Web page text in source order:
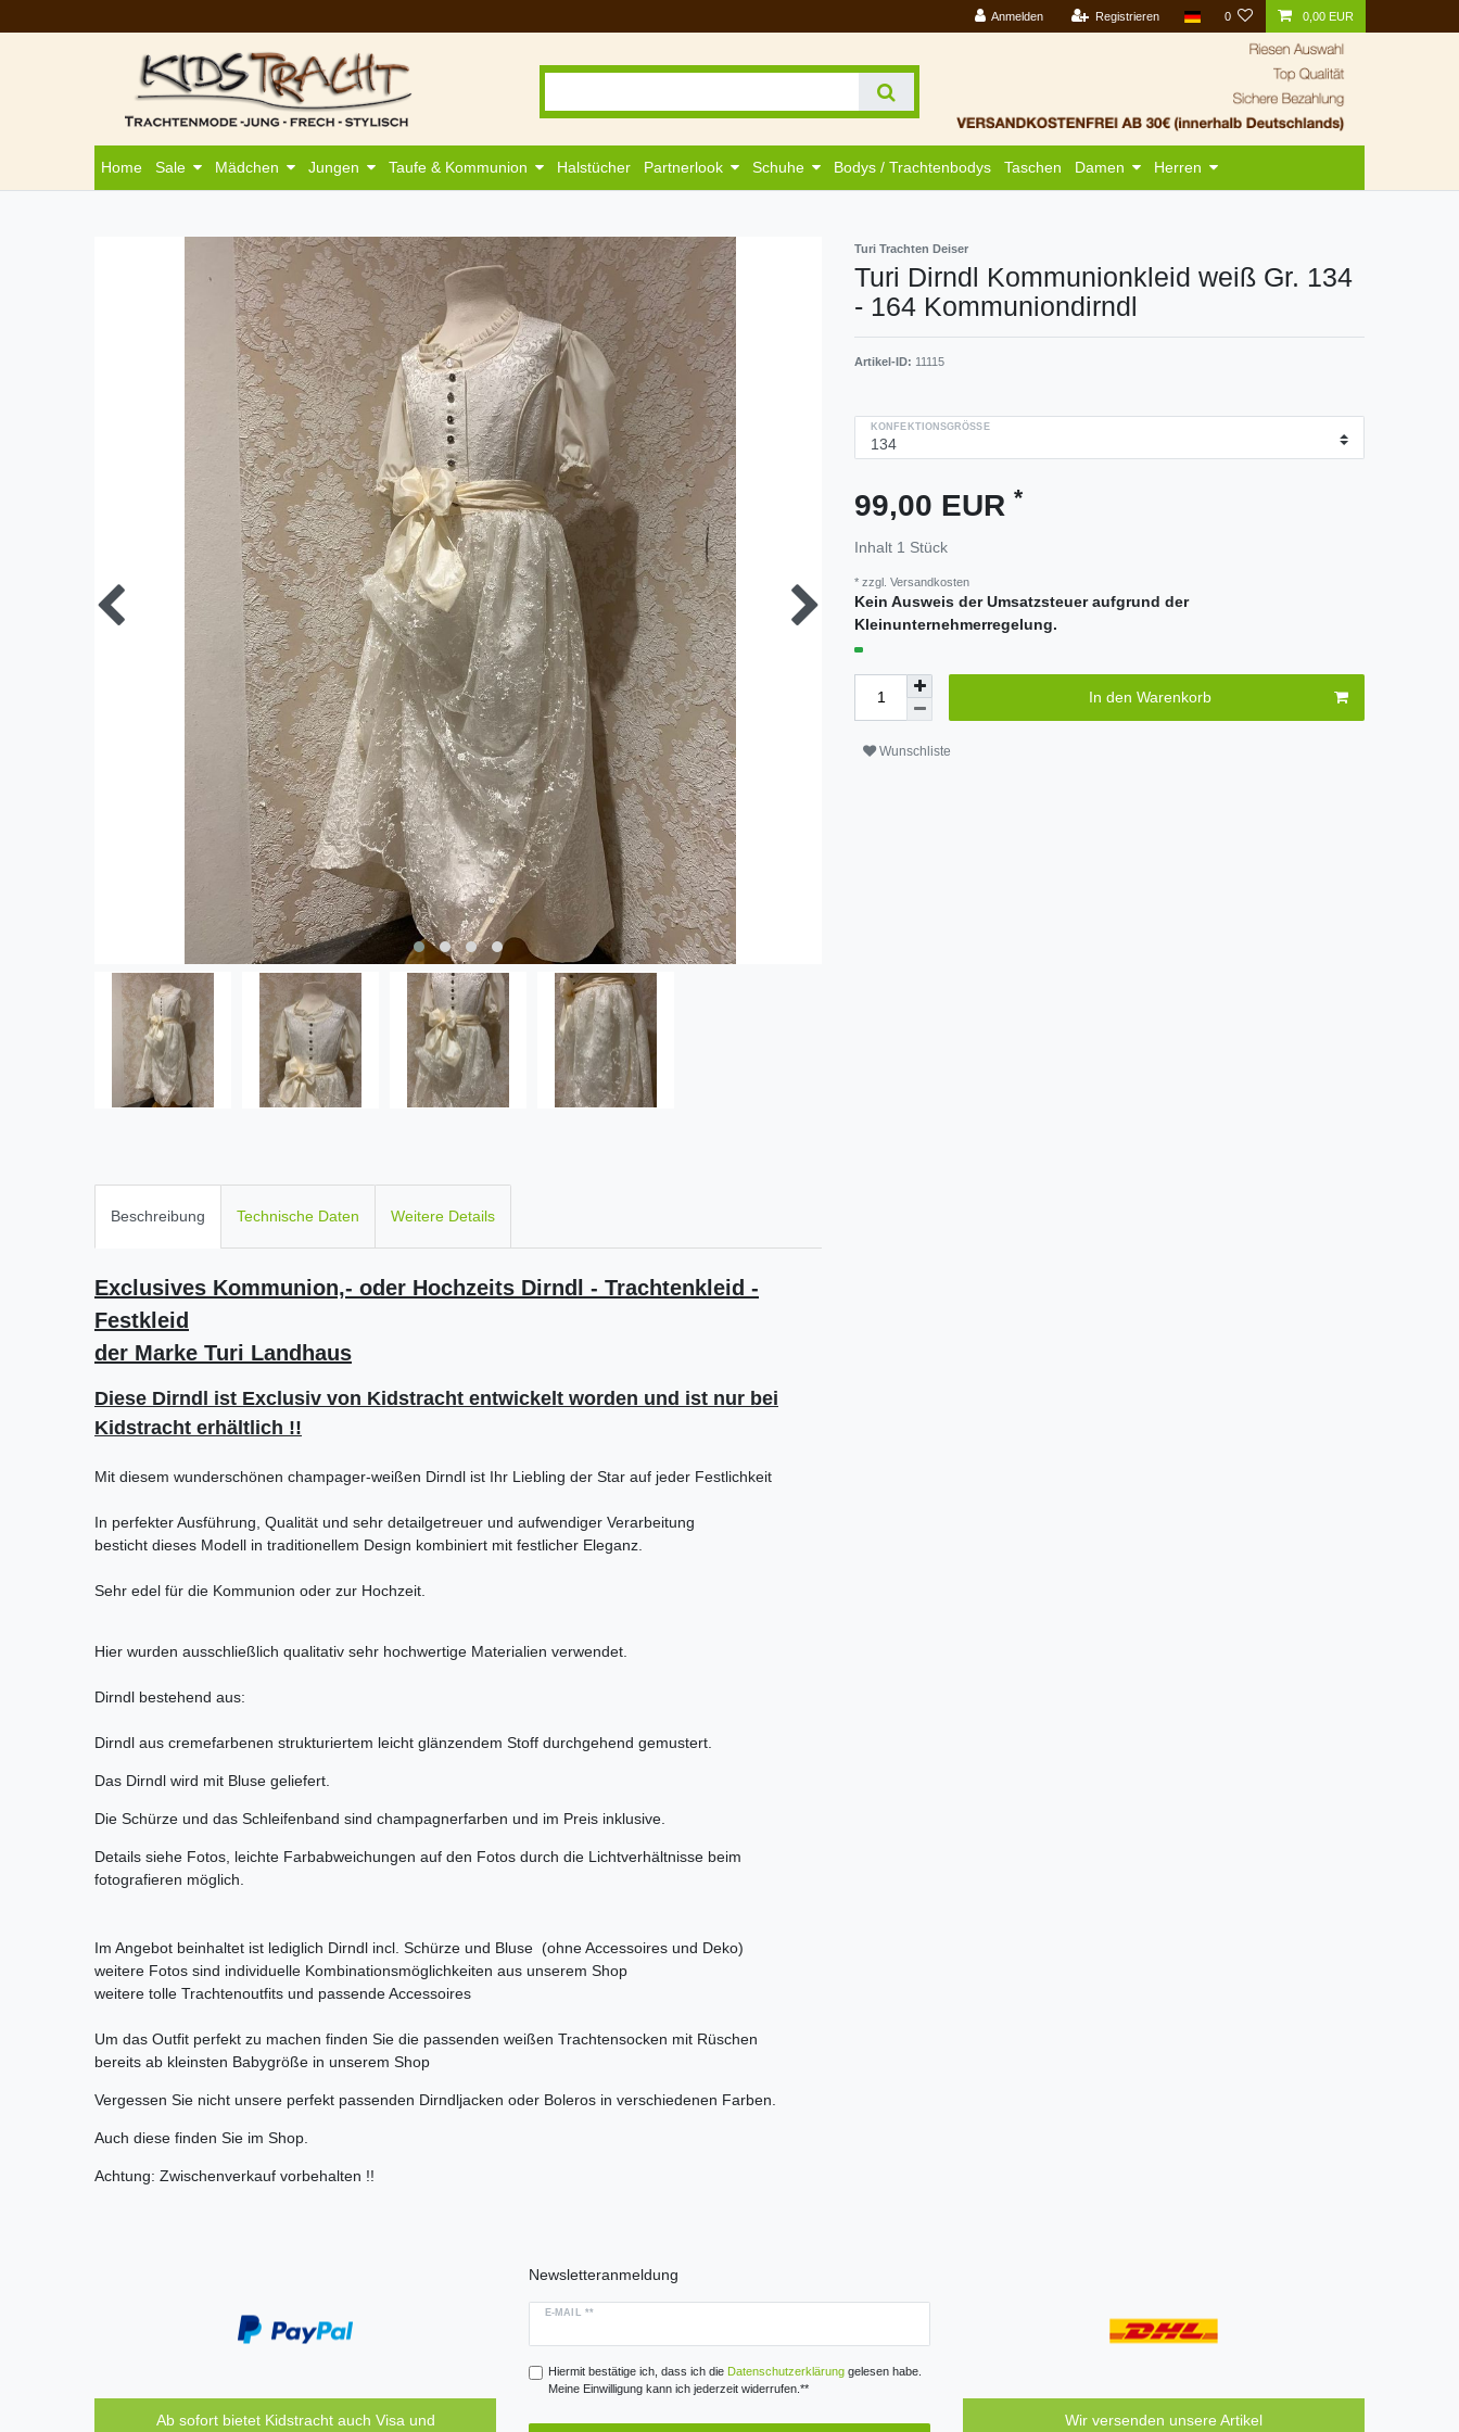
Anmelden Registrieren 0 0,00 EUR
Home Sale Mädchen Jungen Taufe & Kommunion Halstücher Partnerlook Schuhe Bodys / Trachtenbodys Taschen Damen Herren
Turi Trachten Deiser
Turi Dirndl Kommunionkleid weiß Gr. 134
- 164 Kommuniondirndl
Artikel-ID: 11115
KONFEKTIONSGRÖSSE
99,00 EUR *
Inhalt 1 Stück
* zzgl. Versandkosten
Kein Ausweis der Umsatzsteuer aufgrund der
Kleinunternehmerregelung.
In den Warenkorb
Wunschliste
Beschreibung Technische Daten Weitere Details
Exclusives Kommunion,- oder Hochzeits Dirndl - Trachtenkleid -
Festkleid
der Marke Turi Landhaus
Diese Dirndl ist Exclusiv von Kidstracht entwickelt worden und ist nur bei
Kidstracht erhältlich !!
Mit diesem wunderschönen champager-weißen Dirndl ist Ihr Liebling der Star auf jeder Festlichkeit
In perfekter Ausführung, Qualität und sehr detailgetreuer und aufwendiger Verarbeitung
besticht dieses Modell in traditionellem Design kombiniert mit festlicher Eleganz.
Sehr edel für die Kommunion oder zur Hochzeit.
Hier wurden ausschließlich qualitativ sehr hochwertige Materialien verwendet.
Dirndl bestehend aus:
Dirndl aus cremefarbenen strukturiertem leicht glänzendem Stoff durchgehend gemustert.
Das Dirndl wird mit Bluse geliefert.
Die Schürze und das Schleifenband sind champagnerfarben und im Preis inklusive.
Details siehe Fotos, leichte Farbabweichungen auf den Fotos durch die Lichtverhältnisse beim
fotografieren möglich.
Im Angebot beinhaltet ist lediglich Dirndl incl. Schürze und Bluse (ohne Accessoires und Deko)
weitere Fotos sind individuelle Kombinationsmöglichkeiten aus unserem Shop
weitere tolle Trachtenoutfits und passende Accessoires
Um das Outfit perfekt zu machen finden Sie die passenden weißen Trachtensocken mit Rüschen
bereits ab kleinsten Babygröße in unserem Shop
Vergessen Sie nicht unsere perfekt passenden Dirndljacken oder Boleros in verschiedenen Farben.
Auch diese finden Sie im Shop.
Achtung: Zwischenverkauf vorbehalten !!
Ab sofort bietet Kidstracht auch Visa und
Newsletteranmeldung
E-MAIL **
Hiermit bestätige ich, dass ich die Daten­schutz­erklärunggelesen habe.
Meine Einwilligung kann ich jederzeit widerrufen.**
Wir versenden unsere Artikel